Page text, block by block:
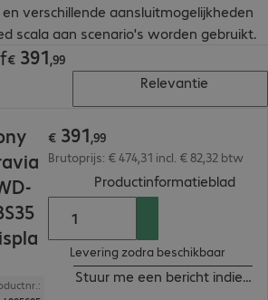
verschillende aansluitmogelijkheden
scala aan scenario's worden gebruikt.
€ 391,99
€ 391,99
Relevantie
€ 391,99
Brutoprijs: € 474,31 incl. € 82,32 btw
Productinformatieblad
Levering zodra beschikbaar
Stuur me een bericht indien